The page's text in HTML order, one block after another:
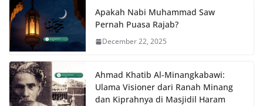
Apakah Nabi Muhammad Saw
Pernah Puasa Rajab?
December 22, 2025
Ahmad Khatib Al-Minangkabawi:
Ulama Visioner dari Ranah Minang
dan Kiprahnya di Masjidil Haram